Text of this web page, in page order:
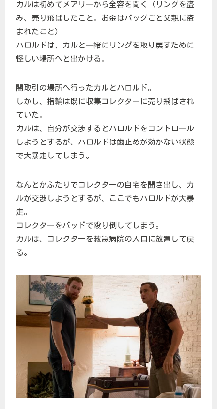
カルは初めてメアリーから全容を聞く（リングを盗
み、売り飛ばしたこと。お金はバッグごと父親に盗
まれたこと）
ハロルドは、カルと一緒にリングを取り戻すために
怪しい場所へと出かける。
闇取引の場所へ行ったカルとハロルド。
しかし、指輪は既に収集コレクターに売り飛ばされ
ていた。
カルは、自分が交渉するとハロルドをコントロール
しようとするが、ハロルドは歯止めが効かない状態
で大暴走してしまう。
なんとかふたりでコレクターの自宅を聞き出し、カ
ルが交渉しようとするが、ここでもハロルドが大暴
走。
コレクターをバッドで殴り倒してしまう。
カルは、コレクターを救急病院の入口に放置して戻
る。